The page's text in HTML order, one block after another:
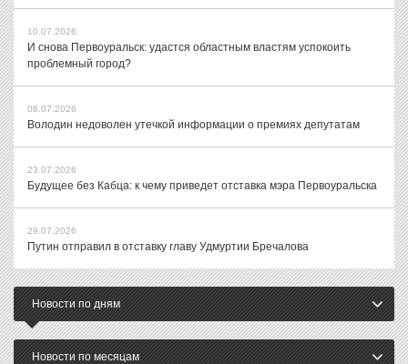
10.07.2026
И снова Первоуральск: удастся областным властям успокоить
проблемный город?
08.07.2026
Володин недоволен утечкой информации о премиях депутатам
23.07.2026
Будущее без Кабца: к чему приведет отставка мэра Первоуральска
29.07.2026
Путин отправил в отставку главу Удмуртии Бречалова
Новости по дням
Новости по месяцам